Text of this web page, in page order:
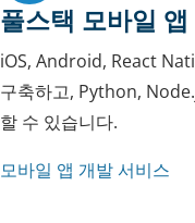
풀스택 모바일
iOS, Android, React
구축하고, Python,
할 수 있습니다.
모바일 앱 개발 서비스